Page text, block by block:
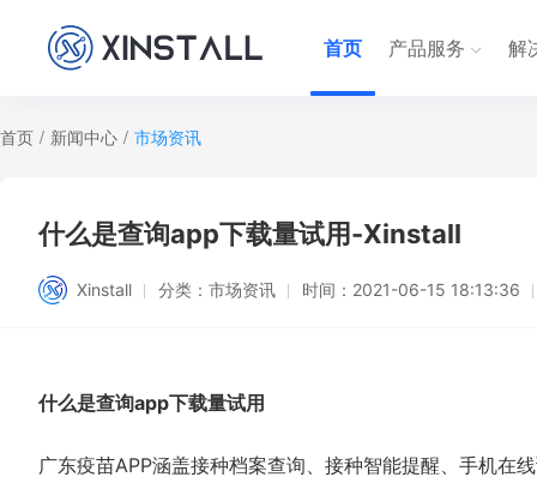
首页 产品服务 解
首页 / 新闻中心 / 市场资讯
什么是查询app下载量试用-Xinstall
Xinstall 分类： 市场资讯 时间： 2021-06-15 18:13:36
什么是查询app下载量试用
广东疫苗APP涵盖接种档案查询、接种智能提醒、手机在